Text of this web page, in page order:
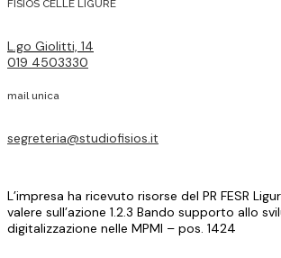
FISIOS CELLE LIGURE
L.go Giolitti, 14
019 4503330
mail unica
segreteria@studiofisios.it
L’impresa ha ricevuto risorse del PR FESR
valere sull’azione 1.2.3 Bando supporto allo
digitalizzazione nelle MPMI – pos. 1424